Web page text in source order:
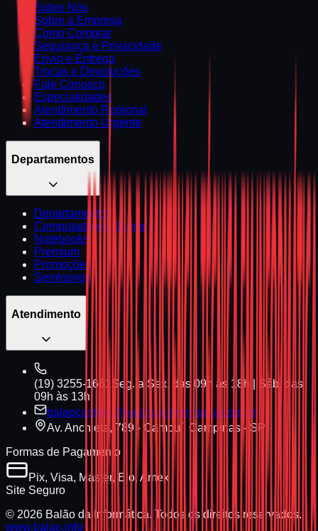
Sobre Nós
Sobre a Empresa
Como Comprar
Segurança e Privacidade
Envio e Entrega
Trocas e Devoluções
Fale Conosco
Especialidades
Atendimento Regional
Atendimento Urgente
Departamentos
Departamentos
Computadores Gamer
Notebooks
Premium
Promoções
Seminovos
Atendimento
(19) 3255-1661 Seg. a Sex. das 09h às 18h | Sáb. das
09h às 13h
balaocastelo@balaodainformatica.com.br
Av. Anchieta, 789 - Cambuí, Campinas - SP
Formas de Pagamento
Pix, Visa, Master, Elo, Amex
Site Seguro
© 2026 Balão da Informática. Todos os direitos reservados.
www.balao.info